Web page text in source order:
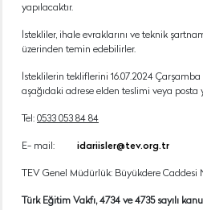
yapılacaktır.
İstekliler, ihale evraklarını ve teknik
üzerinden temin edebilirler.
İsteklilerin tekliflerini 16.07.2024
aşağıdaki adrese elden teslimi veya
Tel: 0533 053 84 84
E- mail: idariisler@tev.org.tr
TEV Genel Müdürlük: Büyükdere Caddesi
Türk Eğitim Vakfı, 4734 ve 4735 sayılı